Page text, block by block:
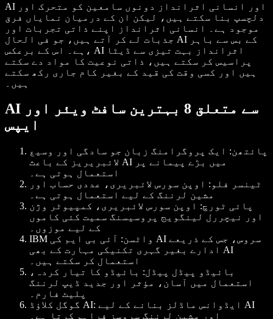
AI اور انسانی اثرانداز دونوں سامعین کو متحرک اور
دلچسپ بنا سکتے ہیں، لیکن ان کے درمیان نمایاں فرق
موجود ہے۔ انسانی اثرانداز اپنے ذاتی تجربات اور
جذبات لے کر آتے ہیں، جو فی الحال AI کے بس سے باہر
ہے۔ اس کے برعکس، AI اثرانداز بہت تیزی سے ڈیٹا
پراسیس کر سکتے ہیں، ذاتی نوعیت کا مواد دے سکتے
ہیں اور کسی وقت کی قید کے بغیر کام جاری رکھ سکتے
ہیں۔
AI سے متعلق 8 بہترین سافٹ ویئر اور
ایپس
پائتھن: ایک پروگرامنگ زبان جو سادگی اور وسیع
لائبریریز کے باعث AI میں بڑے پیمانے پر
استعمال ہوتی ہے۔
ٹینسر فلو : اوپن سورس لائبریری، عددی حساب اور
مشین لرننگ کے لیے استعمال ہوتی ہے۔
پائی ٹورچ: اوپن سورس لائبریری، کمپیوٹر وژن
اور نیچررل لینگویج پروسیسنگ سمیت کئی کاموں
کے لیے موزوں۔
IBM واٹسن: آئی بی ایم کی AI سروس، جس کے ذریعے
ادارے بغیر گہری تکنیکی مہارت کے بھی AI
استعمال کر سکتے ہیں۔
بائیڈو پیڈل پیڈل: بائیڈو کا تیار کردہ،
استعمال میں آسان، مؤثر اور جدید ڈیپ لرننگ
پلیٹ فارم۔
گوگل کلاؤڈ AI: ایڈوانس ماڈلز بنانے کے لیے AI
اور مشین لرننگ سروسز فراہم کرتا ہے۔